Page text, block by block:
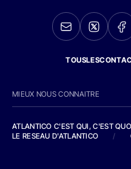
MIEUX NOUS CONNAITRE
ATLANTICO C'EST QUI, C'EST
LE RESEAU D'ATLANTICO
/